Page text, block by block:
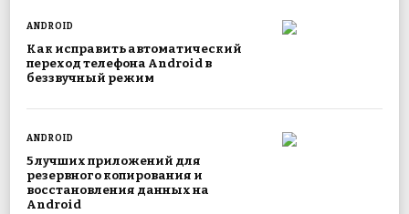
ANDROID
Как исправить автоматический
переход телефона Android в
беззвучный режим
ANDROID
5 лучших приложений для
резервного копирования и
восстановления данных на
Android